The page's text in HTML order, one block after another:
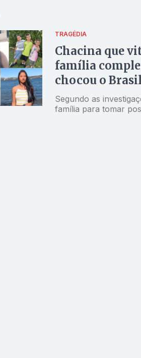
TRAGÉDIA
Chacina que
família
chocou o Brasil
Segundo as
família para tomar